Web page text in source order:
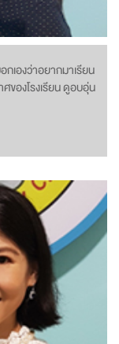
เองว่าอยากมาเรียน
ของโรงเรียน ดูอบอุ่น